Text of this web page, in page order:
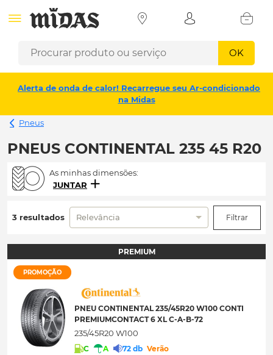
OK
Alerta de onda de calor! Recarregue seu Ar-condicionado
na Midas
Pneus
PNEUS CONTINENTAL 235 45 R20
As minhas dimensões:
JUNTAR
3 resultados Relevância Filtrar
PREMIUM
PROMOÇÃO
PNEU CONTINENTAL 235/45R20 W100 CONTI
PREMIUMCONTACT 6 XL C-A-B-72
235/45R20 W100
C A 72 db Verão